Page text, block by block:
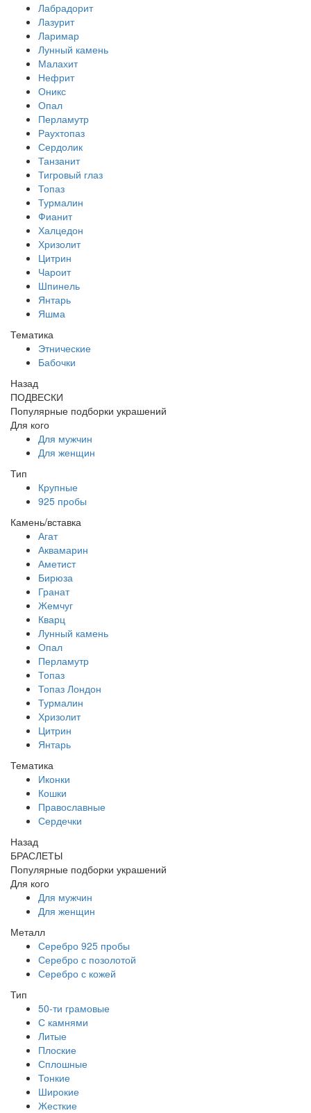
Лабрадорит
Лазурит
Ларимар
Лунный камень
Малахит
Нефрит
Оникс
Опал
Перламутр
Раухтопаз
Сердолик
Танзанит
Тигровый глаз
Топаз
Турмалин
Фианит
Халцедон
Хризолит
Цитрин
Чароит
Шпинель
Янтарь
Яшма
Тематика
Этнические
Бабочки
Назад
ПОДВЕСКИ
Популярные подборки украшений
Для кого
Для мужчин
Для женщин
Тип
Крупные
925 пробы
Камень/вставка
Агат
Аквамарин
Аметист
Бирюза
Гранат
Жемчуг
Кварц
Лунный камень
Опал
Перламутр
Топаз
Топаз Лондон
Турмалин
Хризолит
Цитрин
Янтарь
Тематика
Иконки
Кошки
Православные
Сердечки
Назад
БРАСЛЕТЫ
Популярные подборки украшений
Для кого
Для мужчин
Для женщин
Металл
Серебро 925 пробы
Серебро с позолотой
Серебро с кожей
Тип
50-ти грамовые
С камнями
Литые
Плоские
Сплошные
Тонкие
Широкие
Жесткие